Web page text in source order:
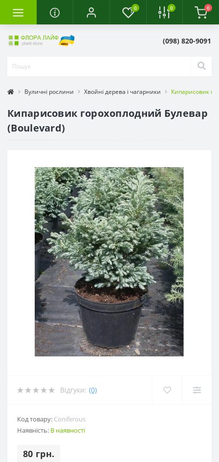
0 0 0
(098) 820-9091
Вуличні рослини Хвойні дерева і чагарники Кипарисовик
Кипарисовик горохоплодний Булевар
(Boulevard)
Відгуки: (0)
Код товару: Coniferous
Наявність: В наявності
80 грн.